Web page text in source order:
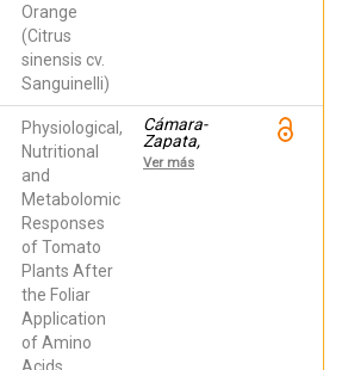
Orange
(Citrus
sinensis cv.
Sanguinelli)
Physiological,
Nutritional
and
Metabolomic
Responses
of Tomato
Plants After
the Foliar
Application
of Amino
Cámara-
Zapata,
José-María;
Alfosea
Ver más